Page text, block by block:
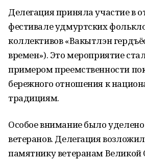
Делегация приняла участие в
фестивале удмуртских
коллективов «Вакытлэн
времен»). Это мероприятие
примером преемственности
бережного отношения к
традициям.
Особое внимание было
ветеранов. Делегация
памятнику ветеранам Великой